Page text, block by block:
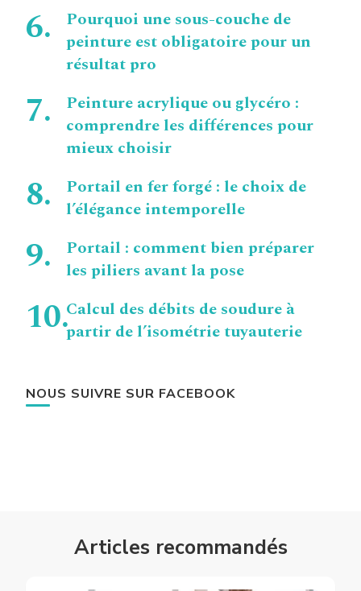
Pourquoi une sous-couche de
peinture est obligatoire pour un
résultat pro
Peinture acrylique ou glycéro :
comprendre les différences pour
mieux choisir
Portail en fer forgé : le choix de
l’élégance intemporelle
Portail : comment bien préparer
les piliers avant la pose
Calcul des débits de soudure à
partir de l’isométrie tuyauterie
NOUS SUIVRE SUR FACEBOOK
Articles recommandés